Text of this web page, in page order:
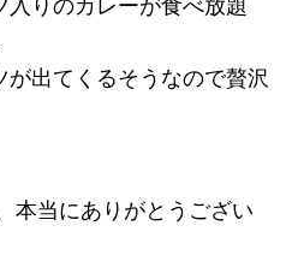
りのカレーが食べ放題
出てくるそうなので贅沢
本当にありがとうござい